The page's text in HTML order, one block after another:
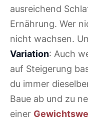
ausreichend
Ernährung. Wer
nicht wachsen.
Variation: Auch
auf Steigerung
du immer
Baue ab und zu
einer